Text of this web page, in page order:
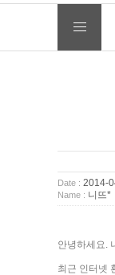
Date : 2014-
Name : 니뜨*
안녕하세요.
최근 인터넷